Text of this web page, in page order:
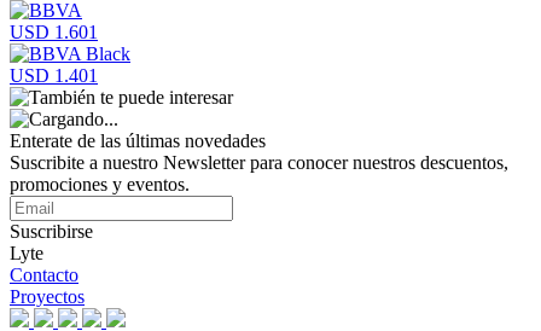
USD 1.601
USD 1.401
Enterate de las últimas novedades
Suscribite a nuestro Newsletter para conocer nuestros descuentos,
promociones y eventos.
Suscribirse
Lyte
Contacto
Proyectos